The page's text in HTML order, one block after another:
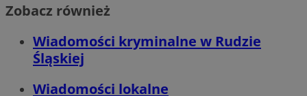
Zobacz również
Wiadomości kryminalne w Rudzie
Śląskiej
Wiadomości lokalne